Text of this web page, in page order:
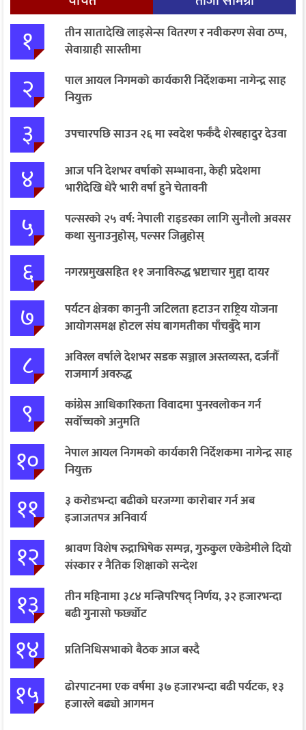
१
तीन सातादेखि लाइसेन्स वितरण र नवीकरण सेवा ठप्प,
सेवाग्राही सास्तीमा
२
पाल आयल निगमको कार्यकारी निर्देशकमा नागेन्द्र साह
नियुक्त
३ उपचारपछि साउन २६ मा स्वदेश फर्कँदै शेरबहादुर देउवा
४
आज पनि देशभर वर्षाको सम्भावना, केही प्रदेशमा
भारीदेखि धेरै भारी वर्षा हुने चेतावनी
५
पल्सरको २५ वर्ष: नेपाली राइडरका लागि सुनौलो अवसर
कथा सुनाउनुहोस्, पल्सर जित्नुहोस्
६ नगरप्रमुखसहित ११ जनाविरुद्ध भ्रष्टाचार मुद्दा दायर
७
पर्यटन क्षेत्रका कानुनी जटिलता हटाउन राष्ट्रिय योजना
आयोगसमक्ष होटल संघ बागमतीका पाँचबुँदे माग
८
अविरल वर्षाले देशभर सडक सञ्जाल अस्तव्यस्त, दर्जनौँ
राजमार्ग अवरुद्ध
९
कांग्रेस आधिकारिकता विवादमा पुनरवलोकन गर्न
सर्वोच्चको अनुमति
१०
नेपाल आयल निगमको कार्यकारी निर्देशकमा नागेन्द्र साह
नियुक्त
११
३ करोडभन्दा बढीको घरजग्गा कारोबार गर्न अब
इजाजतपत्र अनिवार्य
१२
श्रावण विशेष रुद्राभिषेक सम्पन्न, गुरुकुल एकेडेमीले दियो
संस्कार र नैतिक शिक्षाको सन्देश
१३
तीन महिनामा ३८४ मन्त्रिपरिषद् निर्णय, ३२ हजारभन्दा
बढी गुनासो फर्छ्योट
१४ प्रतिनिधिसभाको बैठक आज बस्दै
१५
ढोरपाटनमा एक वर्षमा ३७ हजारभन्दा बढी पर्यटक, १३
हजारले बढ्यो आगमन